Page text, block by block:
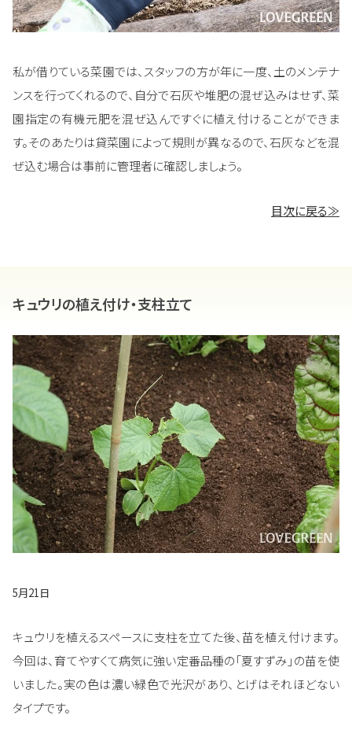
私が借りている菜園では、スタッフの方が年に一度、土のメンテナ
ンスを行ってくれるので、自分で石灰や堆肥の混ぜ込みはせず、菜
園指定の有機元肥を混ぜ込んですぐに植え付けることができま
す。そのあたりは貸菜園によって規則が異なるので、石灰などを混
ぜ込む場合は事前に管理者に確認しましょう。
目次に戻る≫
キュウリの植え付け・支柱立て
5月21日
キュウリを植えるスペースに支柱を立てた後、苗を植え付けます。
今回は、育てやすくて病気に強い定番品種の「夏すずみ」の苗を使
いました。実の色は濃い緑色で光沢があり、とげはそれほどない
タイプです。